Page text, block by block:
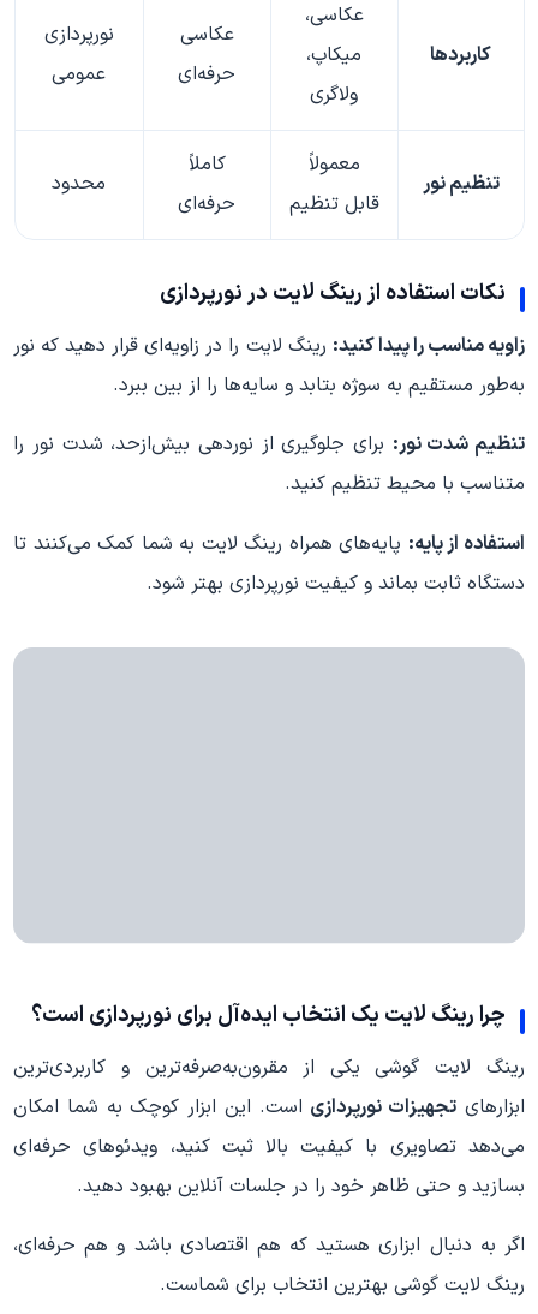
کاربردها
عکاسی،
میکاپ،
ولاگری
عکاسی
حرفه‌ای
نورپردازی
عمومی
تنظیم نور
معمولاً
قابل تنظیم
کاملاً
حرفه‌ای
محدود
نکات استفاده از رینگ لایت در نورپردازی
زاویه مناسب را پیدا کنید: رینگ لایت را در زاویه‌ای قرار دهید که نور
به‌طور مستقیم به سوژه بتابد و سایه‌ها را از بین ببرد.
تنظیم شدت نور: برای جلوگیری از نوردهی بیش‌ازحد، شدت نور را
متناسب با محیط تنظیم کنید.
استفاده از پایه: پایه‌های همراه رینگ لایت به شما کمک می‌کنند تا
دستگاه ثابت بماند و کیفیت نورپردازی بهتر شود.
چرا رینگ لایت یک انتخاب ایده‌آل برای نورپردازی است؟
رینگ لایت گوشی یکی از مقرون‌به‌صرفه‌ترین و کاربردی‌ترین
ابزارهای تجهیزات نورپردازی است. این ابزار کوچک به شما امکان
می‌دهد تصاویری با کیفیت بالا ثبت کنید، ویدئوهای حرفه‌ای
بسازید و حتی ظاهر خود را در جلسات آنلاین بهبود دهید.
اگر به دنبال ابزاری هستید که هم اقتصادی باشد و هم حرفه‌ای،
رینگ لایت گوشی بهترین انتخاب برای شماست.